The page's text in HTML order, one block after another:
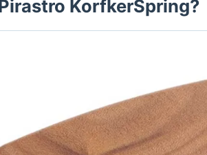
KorfkerSpring?